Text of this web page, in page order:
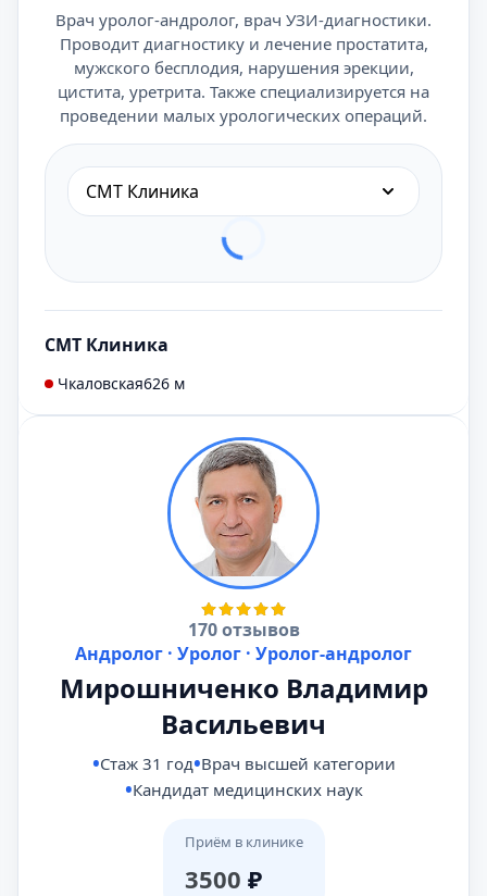
Врач уролог-андролог, врач УЗИ-диагностики.
Проводит диагностику и лечение простатита,
мужского бесплодия, нарушения эрекции,
цистита, уретрита. Также специализируется на
проведении малых урологических операций.
СМТ Клиника
СМТ Клиника
Чкаловская626 м
170 отзывов
Андролог · Уролог · Уролог-андролог
Мирошниченко Владимир
Васильевич
Стаж 31 год Врач высшей категории
Кандидат медицинских наук
Приём в клинике
3500 ₽